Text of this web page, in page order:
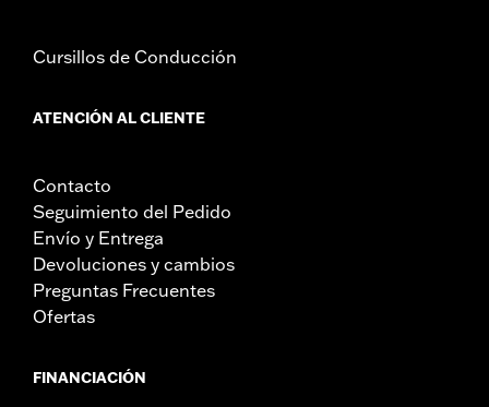
Cursillos de Conducción
ATENCIÓN AL CLIENTE
Contacto
Seguimiento del Pedido
Envío y Entrega
Devoluciones y cambios
Preguntas Frecuentes
Ofertas
FINANCIACIÓN